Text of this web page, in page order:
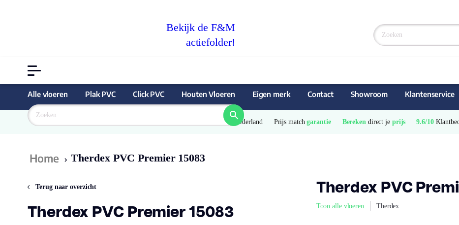
Bekijk de F&M
actiefolder!
Alle vloeren Plak PVC Click PVC Houten Vloeren Eigen merk Contact Showroom Klantenservice
van Nederland Prijs match garantie Bereken direct je prijs 9.6/10
Home › Therdex PVC Premier 15083
Terug naar overzicht
Therdex PVC Premier 15083
Therdex PVC
Toon alle vloeren Therdex